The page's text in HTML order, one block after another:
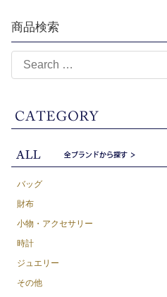
商品検索
バッグ
財布
小物・アクセサリー
時計
ジュエリー
その他